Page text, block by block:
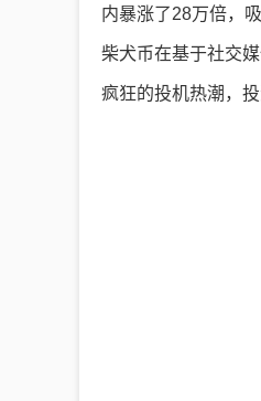
内暴涨了28万倍，
柴犬币在基于社交
疯狂的投机热潮，